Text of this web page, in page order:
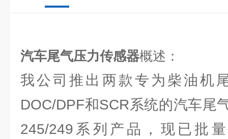
汽车尾气压力传感器概述：
我公司推出两款专为柴油机
DOC/DPF和SCR系统的汽车尾
245/249系列产品，现已批